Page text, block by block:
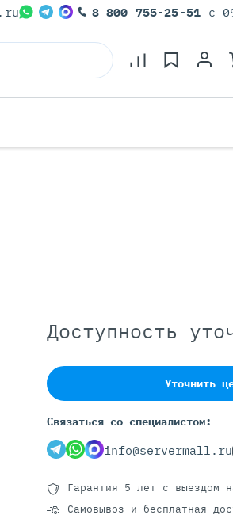
Atlas
С GPU AMD
8 800 755-25-51 с
Доступность
Уточнить
Связаться со специалистом:
info@servermall.ru
Гарантия 5 лет с выездом
Самовывоз и бесплатная